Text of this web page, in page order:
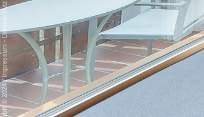
/
Impressum
-
Datenschutz